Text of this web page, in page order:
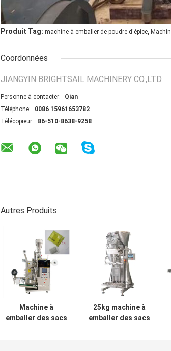
Produit Tag: machine à emballer de poudre d'épice,
Coordonnées
JIANGYIN BRIGHTSAIL MACHINERY CO.,LTD.
Personne à contacter:
Qian
Téléphone:
0086 15961653782
Télécopieur:
86-510-8638-9258
Autres Produits
Machine à
emballer des sacs
25kg machine à
emballer des sacs